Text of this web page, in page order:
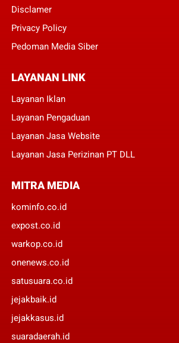
Disclamer
Privacy Policy
Pedoman Media Siber
LAYANAN LINK
Layanan Iklan
Layanan Pengaduan
Layanan Jasa Website
Layanan Jasa Perizinan PT DLL
MITRA MEDIA
kominfo.co.id
expost.co.id
warkop.co.id
onenews.co.id
satusuara.co.id
jejakbaik.id
jejakkasus.id
suaradaerah.id